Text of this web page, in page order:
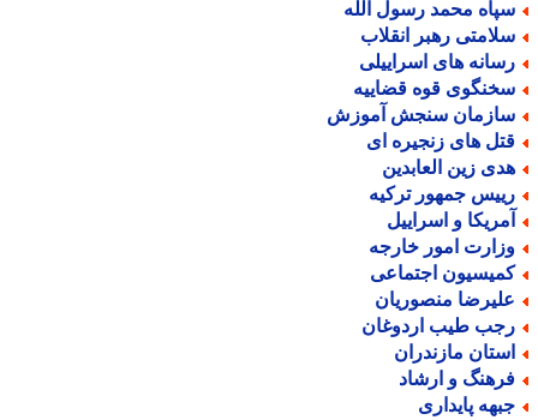
محمد رسول الله
رهبر انقلاب
های اسراییلی
قوه قضاییه
سنجش آموزش
های زنجیره ای
زین العابدین
جمهور ترکیه
و اسراییل
امور خارجه
اجتماعی
منصوریان
طیب اردوغان
مازندران
و ارشاد
پایداری